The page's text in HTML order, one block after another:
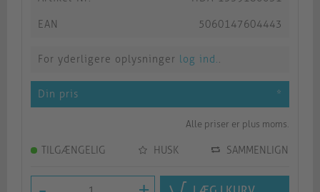
EAN 5060147604443
For yderligere oplysninger log ind..
Din pris *
Alle priser er plus moms.
TILGÆNGELIG HUSK SAMMENLIGN